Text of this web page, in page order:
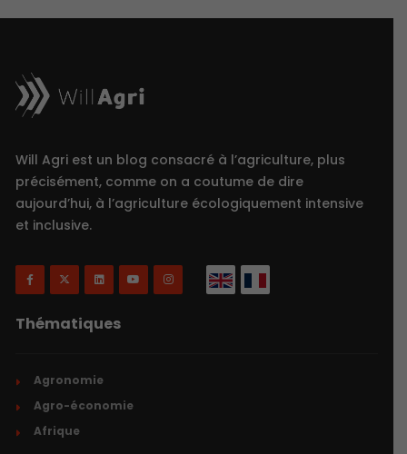
Will Agri est un blog consacré à l’agriculture, plus
précisément, comme on a coutume de dire
aujourd’hui, à l’agriculture écologiquement intensive
et inclusive.
Thématiques
Agronomie
Agro-économie
Afrique